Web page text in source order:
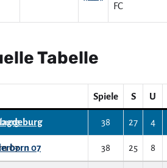
Tabelle
Spiele S U
38 27 4
07 38 25 8